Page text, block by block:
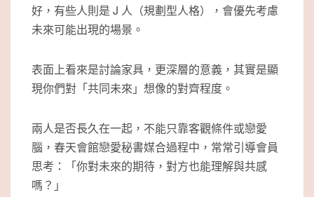
好，有些人則是 J 人（規劃型人格），會優先考慮
未來可能出現的場景。
表面上看來是討論家具，更深層的意義，其實是顯
現你們對「共同未來」想像的對齊程度。
兩人是否長久在一起，不能只靠客觀條件或戀愛
腦，春天會館戀愛秘書媒合過程中，常常引導會員
思考：「你對未來的期待，對方也能理解與共感
嗎？」